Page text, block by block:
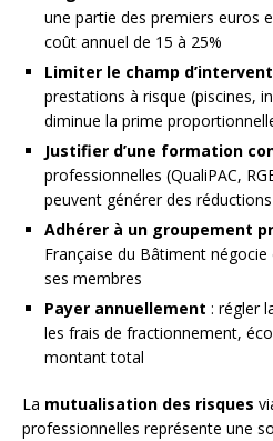
une partie des premiers euros
coût annuel de 15 à 25%
Limiter le champ
prestations à risque (piscines,
diminue la prime
Justifier d’une formation
professionnelles (QualiPAC,
peuvent générer des
Adhérer à un groupement
Française du Bâtiment
ses membres
Payer annuellement : régler
les frais de fractionnement,
montant total
La mutualisation des risques
professionnelles représente une